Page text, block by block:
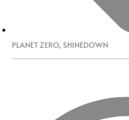
PLANET ZERO, SHINEDOWN